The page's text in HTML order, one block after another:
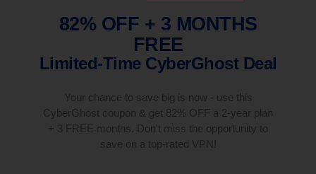
82% OFF + 3 MONTHS
FREE
Limited-Time CyberGhost Deal
Your chance to save big is now - use this
CyberGhost coupon & get 82% OFF a 2-year plan
+ 3 FREE months. Don't miss the opportunity to
save on a top-rated VPN!